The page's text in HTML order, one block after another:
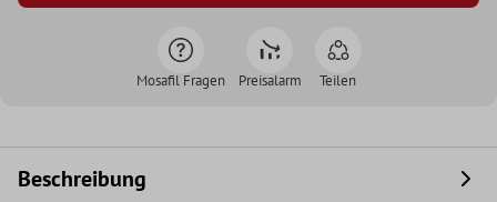
Mosafil Fragen Preisalarm Teilen
Beschreibung